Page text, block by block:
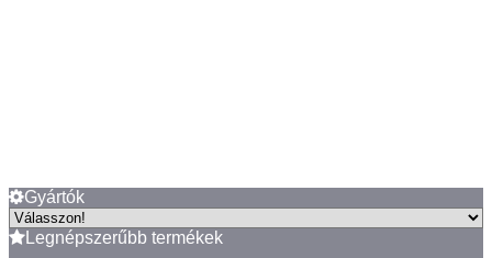
Gyártók
Legnépszerűbb termékek